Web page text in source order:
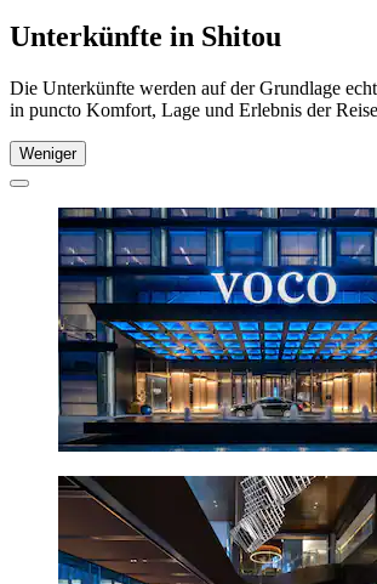
Unterkünfte in Shitou
Die Unterkünfte werden auf der Grundlage
in puncto Komfort, Lage und Erlebnis der
Weniger